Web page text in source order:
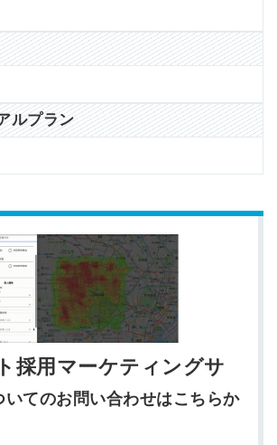
ルプラン
採用マーケティングサ
いてのお問い合わせはこちらか